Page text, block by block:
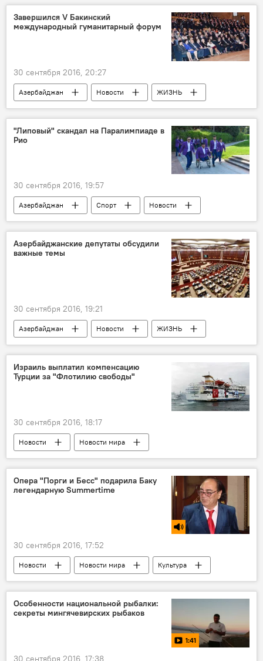
Завершился V Бакинский
международный гуманитарный форум
30 сентября 2016, 20:27
Азербайджан Новости ЖИЗНЬ
"Липовый" скандал на Паралимпиаде в
Рио
30 сентября 2016, 19:57
Азербайджан Спорт
Новости
ЖИЗНЬ
Азербайджанские депутаты обсудили
важные темы
30 сентября 2016, 19:21
Азербайджан Новости ЖИЗНЬ
Израиль выплатил компенсацию
Турции за "Флотилию свободы"
30 сентября 2016, 18:17
Новости Новости мира
Опера "Порги и Бесс" подарила Баку
легендарную Summertime
30 сентября 2016, 17:52
Новости Новости мира
Культура
ЖИЗНЬ
События и даты
РАДИО
США
Луи Армстронг
Джордж Гершвин
Джаван Зейналлы
Особенности национальной рыбалки:
секреты мингячевирских рыбаков
1:41
30 сентября 2016, 17:38